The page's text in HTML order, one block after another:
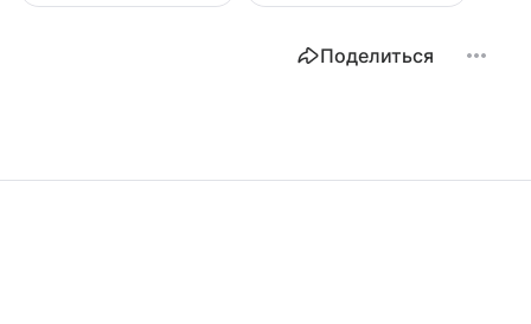
Поделиться